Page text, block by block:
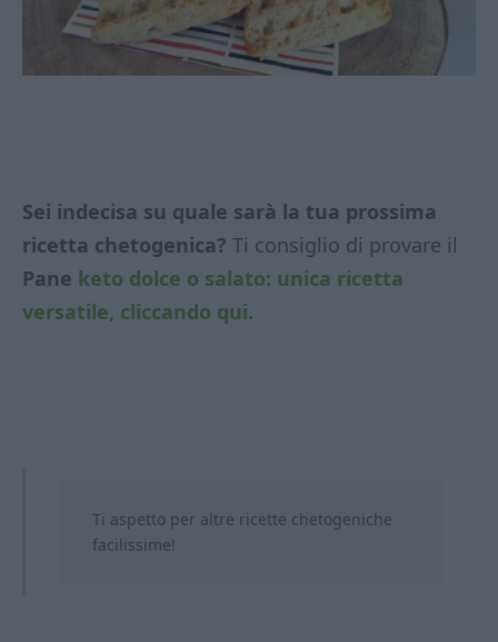
Sei indecisa su quale sarà la tua prossima
ricetta chetogenica? Ti consiglio di provare il
Pane keto dolce o salato: unica ricetta
versatile, cliccando qui.
Ti aspetto per altre ricette chetogeniche
facilissime!